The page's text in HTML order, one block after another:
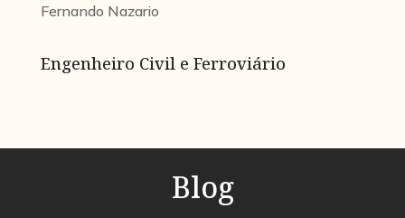
Fernando Nazario
Engenheiro Civil e Ferroviário
Blog